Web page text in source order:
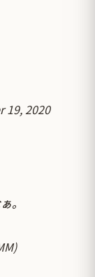
19, 2020
。